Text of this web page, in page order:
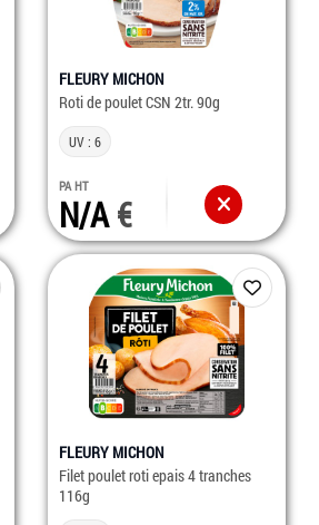
FLEURY MICHON
Roti de poulet CSN 2tr. 90g
UV : 6
PA HT
N/A
FLEURY MICHON
Filet poulet roti epais 4 tranches
116g